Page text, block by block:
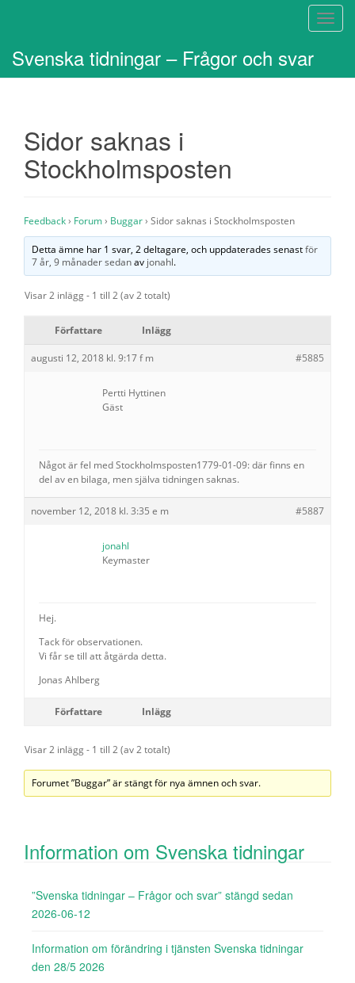
S
p
g
r
Svenska tidningar – Frågor och svar
Sidor saknas i
Stockholmsposten
Feedback› Forum› Buggar› Sidor saknas i Stockholmsposten
Detta ämne har 1 svar, 2 deltagare, och uppdaterades senastför
7 år, 9 månader sedanav jonahl.
Visar 2 inlägg - 1 till 2 (av 2 totalt)
Författare Inlägg
augusti 12, 2018 kl. 9:17 f m #5885
Pertti Hyttinen
Gäst
Något är fel med Stockholmsposten1779-01-09: där finns en
del av en bilaga, men själva tidningen saknas.
november 12, 2018 kl. 3:35 e m #5887
jonahl
Keymaster
Hej.
Tack för observationen.
Vi får se till att åtgärda detta.
Jonas Ahlberg
Författare Inlägg
Visar 2 inlägg - 1 till 2 (av 2 totalt)
Forumet ”Buggar” är stängt för nya ämnen och svar.
Information om Svenska tidningar
”Svenska tidningar – Frågor och svar” stängd sedan
2026-06-12
Information om förändring i tjänsten Svenska tidningar
den 28/5 2026